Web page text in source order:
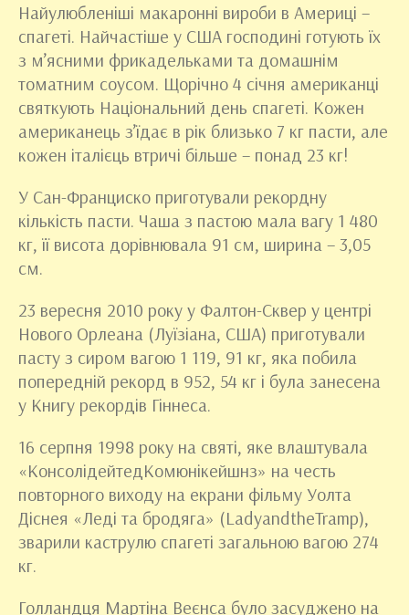
Найулюбленіші макаронні вироби в Америці –
спагеті. Найчастіше у США господині готують їх
з м’ясними фрикадельками та домашнім
томатним соусом. Щорічно 4 січня американці
святкують Національний день спагеті. Кожен
американець з’їдає в рік близько 7 кг пасти, але
кожен італієць втричі більше – понад 23 кг!
У Сан-Франциско приготували рекордну
кількість пасти. Чаша з пастою мала вагу 1 480
кг, її висота дорівнювала 91 см, ширина – 3,05
см.
23 вересня 2010 року у Фалтон-Сквер у центрі
Нового Орлеана (Луїзіана, США) приготували
пасту з сиром вагою 1 119, 91 кг, яка побила
попередній рекорд в 952, 54 кг і була занесена
у Книгу рекордів Гіннеса.
16 серпня 1998 року на святі, яке влаштувала
«КонсолідейтедКомюнікейшнз» на честь
повторного виходу на екрани фільму Уолта
Діснея «Леді та бродяга» (LadyandtheTramp),
зварили каструлю спагеті загальною вагою 274
кг.
Голландця Мартіна Веєнса було засуджено на